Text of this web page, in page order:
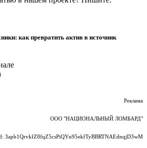
как превратить актив в источник
Реклама
ООО "НАЦИОНАЛЬНЫЙ ЛОМБАРД"
3apb1QrvkfZ8fqZ5csPiQYn95ekfTyBBRTNAEdnqjD3wM